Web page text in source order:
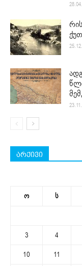
არქივი
ო ს
3
4
10
11